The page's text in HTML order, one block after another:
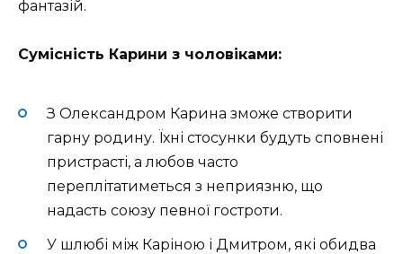
фантазій.
Сумісність Карини з чоловіками:
З Олександром Карина зможе створити
гарну родину. Їхні стосунки будуть сповнені
пристрасті, а любов часто
переплітатиметься з неприязню, що
надасть союзу певної гостроти.
У шлюбі між Каріною і Дмитром, які обидва